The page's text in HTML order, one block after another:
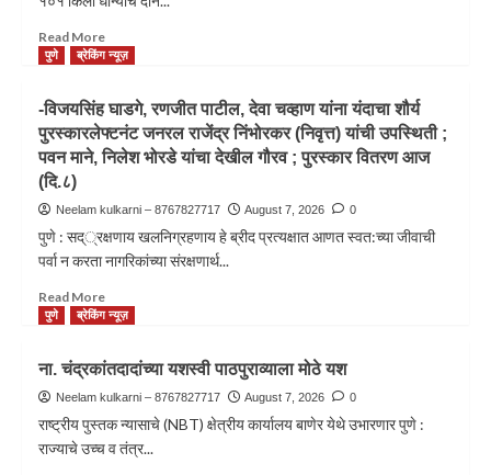
Read More
पुणे ब्रेकिंग न्यूज़
-विजयसिंह घाडगे, रणजीत पाटील, देवा चव्हाण यांना यंदाचा शौर्य
पुरस्कारलेफ्टनंट जनरल राजेंद्र निंभोरकर (निवृत्त) यांची उपस्थिती ;
पवन माने, निलेश भोरडे यांचा देखील गौरव ; पुरस्कार वितरण आज
(दि.८)
Neelam kulkarni – 8767827717 August 7, 2026 0
पुणे : सद््रक्षणाय खलनिग्रहणाय हे ब्रीद प्रत्यक्षात आणत स्वत:च्या जीवाची
पर्वा न करता नागरिकांच्या संरक्षणार्थ...
Read More
पुणे ब्रेकिंग न्यूज़
ना. चंद्रकांतदादांच्या यशस्वी पाठपुराव्याला मोठे यश
Neelam kulkarni – 8767827717 August 7, 2026 0
राष्ट्रीय पुस्तक न्यासाचे (NBT) क्षेत्रीय कार्यालय बाणेर येथे उभारणार पुणे :
राज्याचे उच्च व तंत्र...